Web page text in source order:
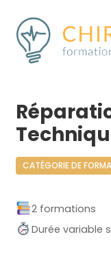
CATÉGORIE DE
2 formations
Durée variable